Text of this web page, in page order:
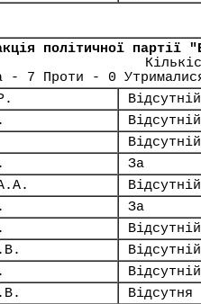
політичної партії
- 7 Проти - 0
Відсутній
Відсутній
Відсутній
За
Відсутній
За
Відсутній
Відсутній
Відсутній
Відсутня